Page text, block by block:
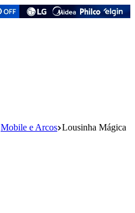
Mobile e Arcos Lousinha Mágica